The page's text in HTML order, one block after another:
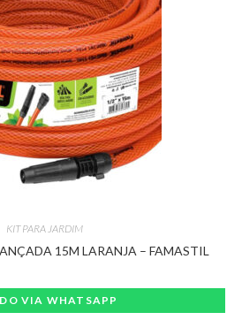
KIT PARA JARDIM
15M LARANJA – FAMASTIL
VIA WHATSAPP